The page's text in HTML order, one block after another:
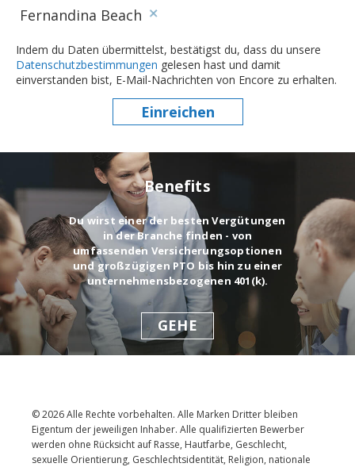
Fernandina Beach
Indem du Daten übermittelst, bestätigst du, dass du unsere
Datenschutzbestimmungen (dieser Inhalt öffnet sich in einem
gelesen hast und damit
einverstanden bist, E-Mail-Nachrichten von Encore zu erhalten.
Einreichen
Benefits
Du wirst einer der besten Vergütungen
in der Branche finden - von
umfassenden Versicherungsoptionen
und großzügigen PTO bis hin zu einer
unternehmensbezogenen 401(k).
GEHE
© 2026 Alle Rechte vorbehalten. Alle Marken Dritter bleiben
Eigentum der jeweiligen Inhaber. Alle qualifizierten Bewerber
werden ohne Rücksicht auf Rasse, Hautfarbe, Geschlecht,
sexuelle Orientierung, Geschlechtsidentität, Religion, nationale